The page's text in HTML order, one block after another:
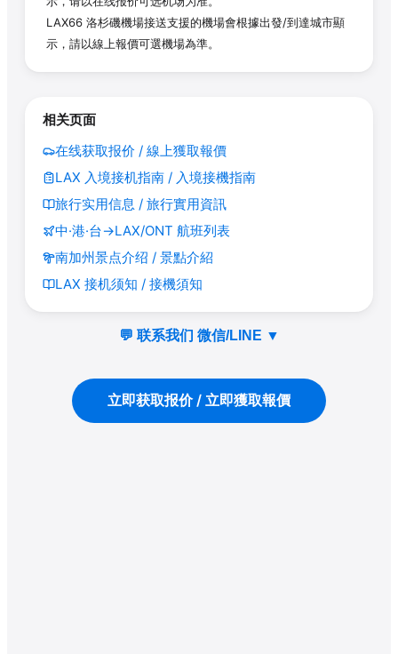
LAX66 洛杉磯機場接送支援的機場會根據出發/到達城市顯
示，請以線上報價可選機場為準。
相关页面
在线获取报价 / 線上獲取報價
LAX 入境接机指南 / 入境接機指南
旅行实用信息 / 旅行實用資訊
中·港·台→LAX/ONT 航班列表
南加州景点介绍 / 景點介紹
LAX 接机须知 / 接機須知
💬 联系我们 微信/LINE ▼
立即获取报价 / 立即獲取報價